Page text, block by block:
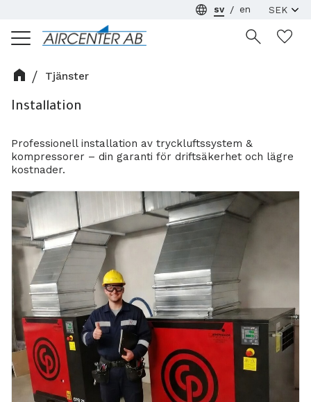
Meny
sv en
Tjänster
Installation
Professionell installation av tryckluftssystem &
kompressorer – din garanti för driftsäkerhet och lägre
kostnader.